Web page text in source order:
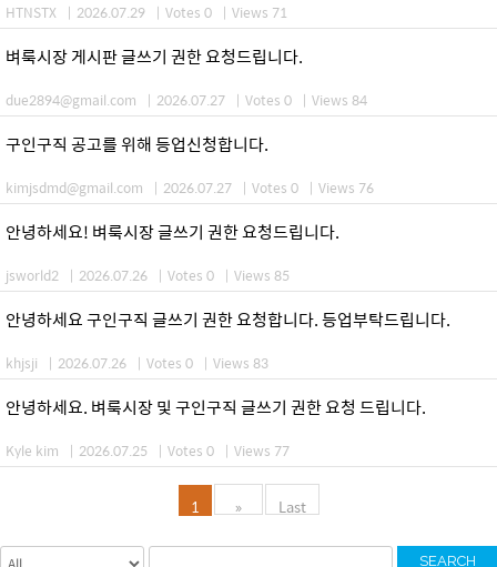
HTNSTX | 2026.07.29 | Votes 0 | Views 71
벼룩시장 게시판 글쓰기 권한 요청드립니다.
due2894@gmail.com | 2026.07.27 | Votes 0 | Views 84
구인구직 공고를 위해 등업신청합니다.
kimjsdmd@gmail.com | 2026.07.27 | Votes 0 | Views 76
안녕하세요! 벼룩시장 글쓰기 권한 요청드립니다.
jsworld2 | 2026.07.26 | Votes 0 | Views 85
안녕하세요 구인구직 글쓰기 권한 요청합니다. 등업부탁드립니다.
khjsji | 2026.07.26 | Votes 0 | Views 83
안녕하세요. 벼룩시장 및 구인구직 글쓰기 권한 요청 드립니다.
Kyle kim | 2026.07.25 | Votes 0 | Views 77
1 » Last
SEARCH